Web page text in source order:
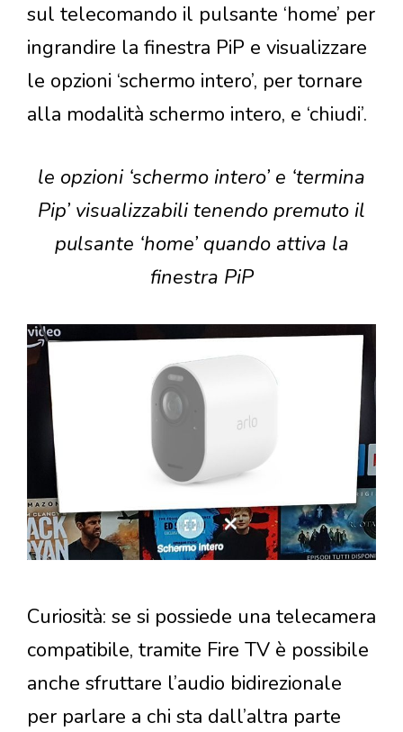
sul telecomando il pulsante ‘home’ per
ingrandire la finestra PiP e visualizzare
le opzioni ‘schermo intero’, per tornare
alla modalità schermo intero, e ‘chiudi’.
le opzioni ‘schermo intero’ e ‘termina
Pip’ visualizzabili tenendo premuto il
pulsante ‘home’ quando attiva la
finestra PiP
Curiosità: se si possiede una telecamera
compatibile, tramite Fire TV è possibile
anche sfruttare l’audio bidirezionale
per parlare a chi sta dall’altra parte